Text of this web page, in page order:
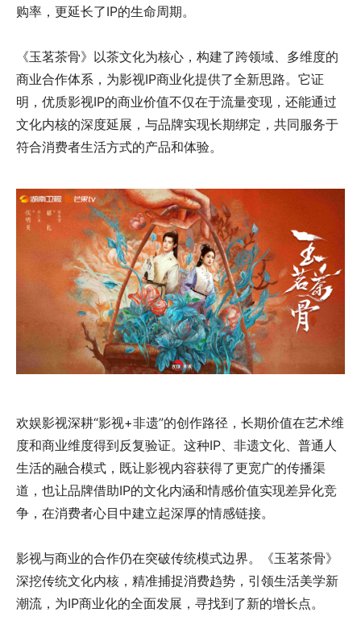
购率，更延长了IP的生命周期。
《玉茗茶骨》以茶文化为核心，构建了跨领域、多维度的
商业合作体系，为影视IP商业化提供了全新思路。它证
明，优质影视IP的商业价值不仅在于流量变现，还能通过
文化内核的深度延展，与品牌实现长期绑定，共同服务于
符合消费者生活方式的产品和体验。
欢娱影视深耕“影视+非遗”的创作路径，长期价值在艺术维
度和商业维度得到反复验证。这种IP、非遗文化、普通人
生活的融合模式，既让影视内容获得了更宽广的传播渠
道，也让品牌借助IP的文化内涵和情感价值实现差异化竞
争，在消费者心目中建立起深厚的情感链接。
影视与商业的合作仍在突破传统模式边界。《玉茗茶骨》
深挖传统文化内核，精准捕捉消费趋势，引领生活美学新
潮流，为IP商业化的全面发展，寻找到了新的增长点。